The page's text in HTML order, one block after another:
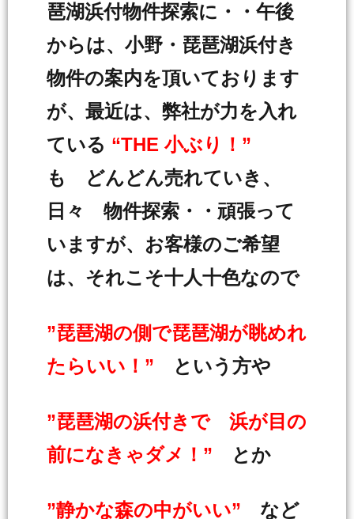
琶湖浜付物件探索に・・午後
からは、小野・琵琶湖浜付き
物件の案内を頂いております
が、最近は、弊社が力を入れ
ている “THE 小ぶり！”
も どんどん売れていき、
日々 物件探索・・頑張って
いますが、お客様のご希望
は、それこそ十人十色なので
”琵琶湖の側で琵琶湖が眺めれ
たらいい！”
という方や
”琵琶湖の浜付きで 浜が目の
前になきゃダメ！” とか
”静かな森の中がいい” など